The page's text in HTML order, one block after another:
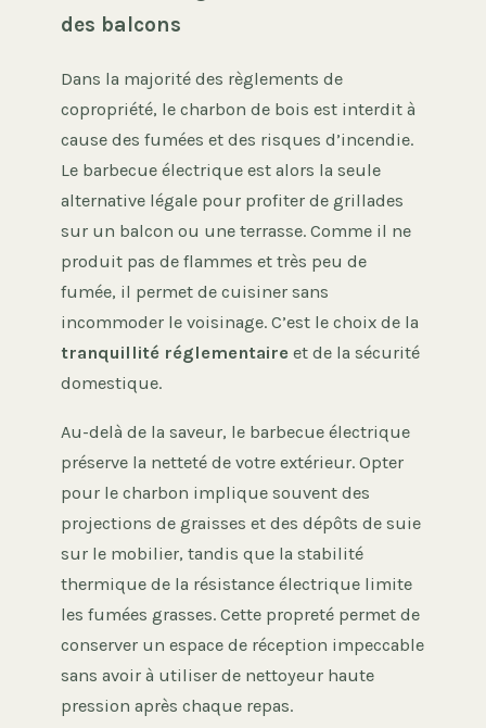
des balcons
Dans la majorité des règlements de
copropriété, le charbon de bois est interdit à
cause des fumées et des risques d’incendie.
Le barbecue électrique est alors la seule
alternative légale pour profiter de grillades
sur un balcon ou une terrasse. Comme il ne
produit pas de flammes et très peu de
fumée, il permet de cuisiner sans
incommoder le voisinage. C’est le choix de la
tranquillité réglementaire et de la sécurité
domestique.
Au-delà de la saveur, le barbecue électrique
préserve la netteté de votre extérieur. Opter
pour le charbon implique souvent des
projections de graisses et des dépôts de suie
sur le mobilier, tandis que la stabilité
thermique de la résistance électrique limite
les fumées grasses. Cette propreté permet de
conserver un espace de réception impeccable
sans avoir à utiliser de nettoyeur haute
pression après chaque repas.